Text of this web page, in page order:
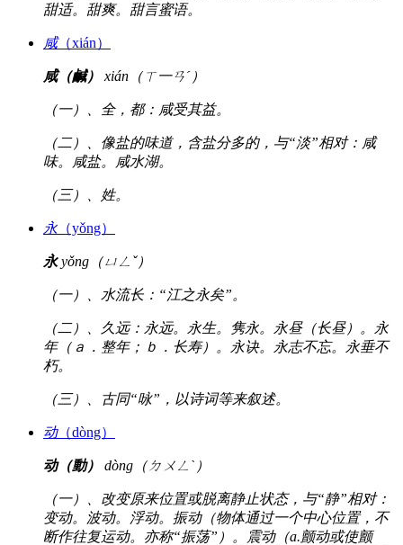
甜适。甜爽。甜言蜜语。
咸（xián）
咸（鹹） xián（ㄒ一ㄢˊ）
（一）、全，都：咸受其益。
（二）、像盐的味道，含盐分多的，与“淡”相对：咸
味。咸盐。咸水湖。
（三）、姓。
永 （yǒng）
永yǒng（ㄩㄥˇ）
（一）、水流长：“江之永矣”。
（二）、久远：永远。永生。隽永。永昼（长昼）。永
年（ａ．整年；ｂ．长寿）。永诀。永志不忘。永垂不
朽。
（三）、古同“咏”，以诗词等来叙述。
动（dòng）
动（動） dòng（ㄉㄨㄥˋ）
（一）、改变原来位置或脱离静止状态，与“静”相对：
变动。波动。浮动。振动（物体通过一个中心位置，不
断作往复运动。亦称“振荡”）。震动（a.颤动或使颤